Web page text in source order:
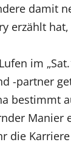
damit
erzählt
im
-partner
bestimmt
Manier
die